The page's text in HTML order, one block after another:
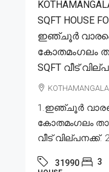
SQFT HOUSE
ഇഞ്ചൂർ
കോതമംഗലം
SQFT വീട്
1.ഇഞ്ചൂർ
കോതമംഗലം
വീട് വില്പനക്ക്.
31990 3